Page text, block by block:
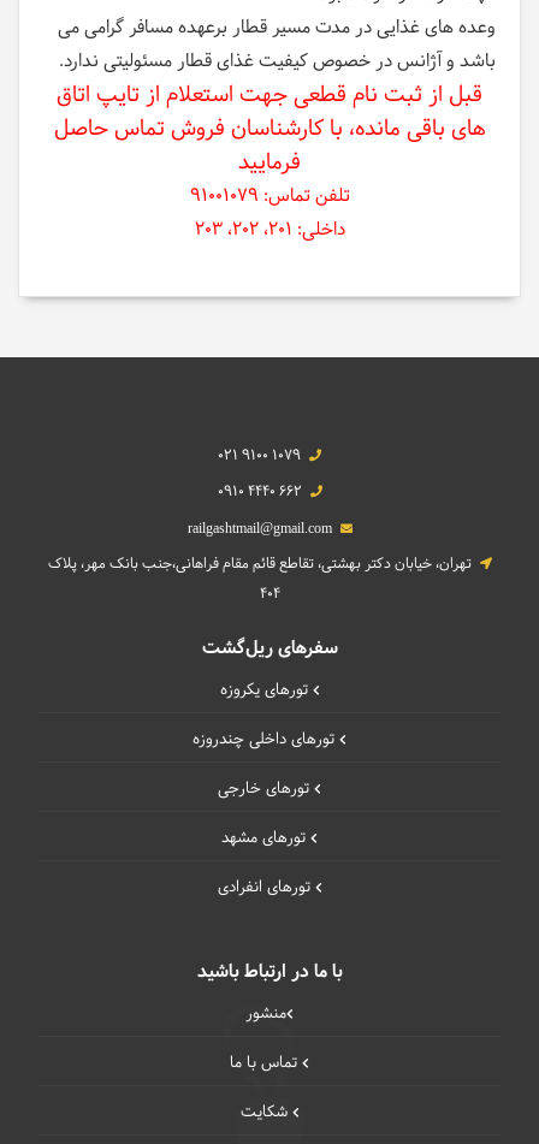
وعده های غذایی در مدت مسیر قطار برعهده مسافر گرامی می
باشد و آژانس در خصوص کیفیت غذای قطار مسئولیتی ندارد.
قبل از ثبت نام قطعی جهت استعلام از تایپ اتاق
های باقی مانده، با کارشناسان فروش تماس حاصل
فرمایید
تلفن تماس: 91001079
داخلی: 201، 202، 203
021 9100 1079
0910 4440 662
railgashtmail@gmail.com
تهران، خیابان دکتر بهشتی، تقاطع قائم مقام فراهانی،جنب بانک مهر، پلاک
404
سفرهای ریل‌گشت
تورهای یکروزه
تورهای داخلی چند‌روزه
تورهای خارجی
تورهای مشهد
تورهای انفرادی
با ما در ارتباط باشید
منشور
تماس با ما
شکایت